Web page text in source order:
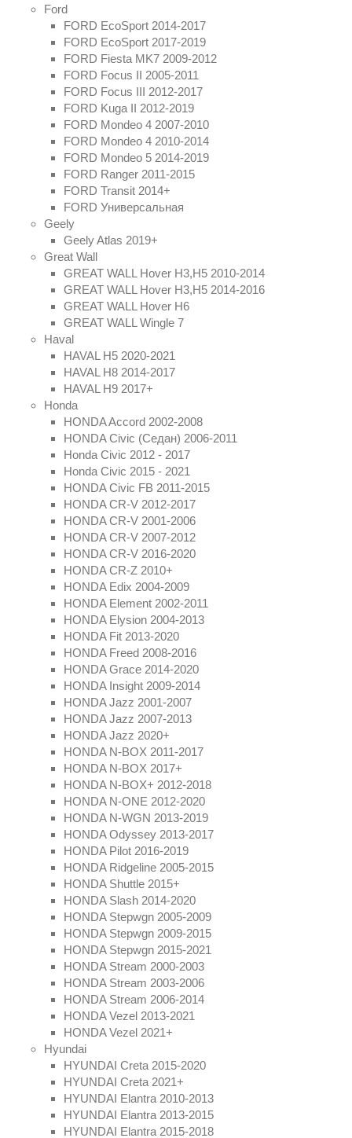
Ford
FORD EcoSport 2014-2017
FORD EcoSport 2017-2019
FORD Fiesta MK7 2009-2012
FORD Focus II 2005-2011
FORD Focus III 2012-2017
FORD Kuga II 2012-2019
FORD Mondeo 4 2007-2010
FORD Mondeo 4 2010-2014
FORD Mondeo 5 2014-2019
FORD Ranger 2011-2015
FORD Transit 2014+
FORD Универсальная
Geely
Geely Atlas 2019+
Great Wall
GREAT WALL Hover H3,H5 2010-2014
GREAT WALL Hover H3,H5 2014-2016
GREAT WALL Hover H6
GREAT WALL Wingle 7
Haval
HAVAL H5 2020-2021
HAVAL H8 2014-2017
HAVAL H9 2017+
Honda
HONDA Accord 2002-2008
HONDA Civic (Седан) 2006-2011
Honda Civic 2012 - 2017
Honda Civic 2015 - 2021
HONDA Civic FB 2011-2015
HONDA CR-V 2012-2017
HONDA CR-V 2001-2006
HONDA CR-V 2007-2012
HONDA CR-V 2016-2020
HONDA CR-Z 2010+
HONDA Edix 2004-2009
HONDA Element 2002-2011
HONDA Elysion 2004-2013
HONDA Fit 2013-2020
HONDA Freed 2008-2016
HONDA Grace 2014-2020
HONDA Insight 2009-2014
HONDA Jazz 2001-2007
HONDA Jazz 2007-2013
HONDA Jazz 2020+
HONDA N-BOX 2011-2017
HONDA N-BOX 2017+
HONDA N-BOX+ 2012-2018
HONDA N-ONE 2012-2020
HONDA N-WGN 2013-2019
HONDA Odyssey 2013-2017
HONDA Pilot 2016-2019
HONDA Ridgeline 2005-2015
HONDA Shuttle 2015+
HONDA Slash 2014-2020
HONDA Stepwgn 2005-2009
HONDA Stepwgn 2009-2015
HONDA Stepwgn 2015-2021
HONDA Stream 2000-2003
HONDA Stream 2003-2006
HONDA Stream 2006-2014
HONDA Vezel 2013-2021
HONDA Vezel 2021+
Hyundai
HYUNDAI Creta 2015-2020
HYUNDAI Creta 2021+
HYUNDAI Elantra 2010-2013
HYUNDAI Elantra 2013-2015
HYUNDAI Elantra 2015-2018